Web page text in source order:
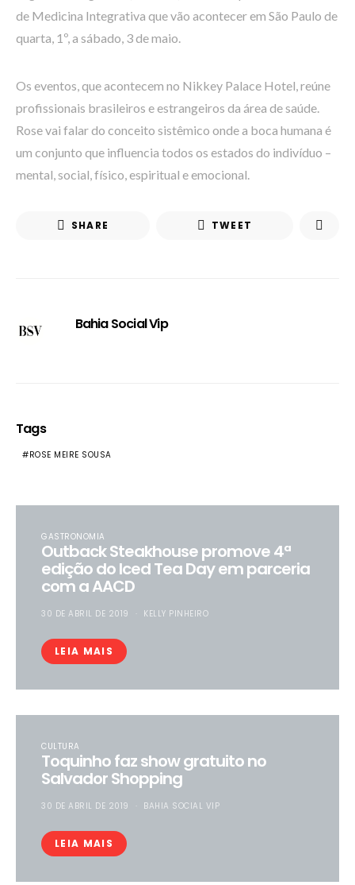
de Medicina Integrativa que vão acontecer em São Paulo de
quarta, 1º, a sábado, 3 de maio.
Os eventos, que acontecem no Nikkey Palace Hotel, reúne
profissionais brasileiros e estrangeiros da área de saúde.
Rose vai falar do conceito sistêmico onde a boca humana é
um conjunto que influencia todos os estados do indivíduo –
mental, social, físico, espiritual e emocional.
SHARE TWEET
Bahia Social Vip
Tags
ROSE MEIRE SOUSA
GASTRONOMIA
Outback Steakhouse promove 4ª
edição do Iced Tea Day em parceria
com a AACD
30 DE ABRIL DE 2019 KELLY PINHEIRO
LEIA MAIS
CULTURA
Toquinho faz show gratuito no
Salvador Shopping
30 DE ABRIL DE 2019 BAHIA SOCIAL VIP
LEIA MAIS